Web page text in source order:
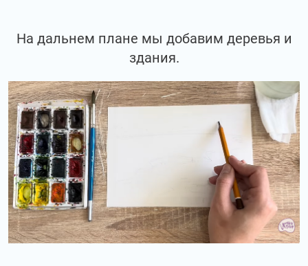
На дальнем плане мы добавим деревья и
здания.